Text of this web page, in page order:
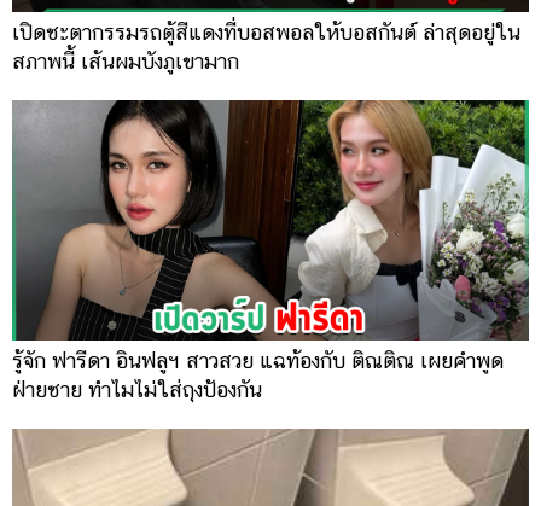
เปิดชะตากรรมรถตู้สีแดงที่บอสพอลให้บอสกันต์ ล่าสุดอยู่ใน
สภาพนี้ เส้นผมบังภูเขามาก
รู้จัก ฟารีดา อินฟลูฯ สาวสวย แฉท้องกับ ติณติณ เผยคำพูด
ฝ่ายชาย ทำไมไม่ใส่ถุงป้องกัน